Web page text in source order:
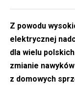
Z powodu
elektrycznej
dla wielu
zmianie
z domowych